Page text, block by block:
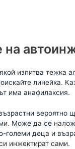
на
изпитва тежка
линейка.
има анафилаксия.
вероятно
Може да се
големи деца и
инжектират сами.